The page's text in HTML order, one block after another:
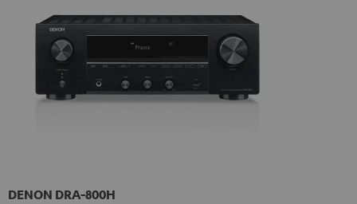
DENON DRA-800H